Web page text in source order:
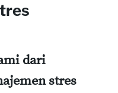
dari
stres